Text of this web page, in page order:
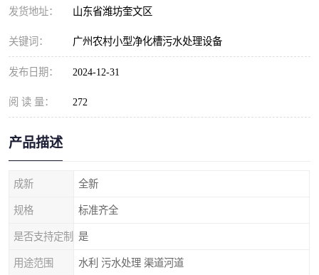
发货地址： 山东省潍坊奎文区
关键词： 广州农村小型净化槽污水处理设备
发布日期： 2024-12-31
阅 读 量： 272
产品描述
成新 全新
规格 标准齐全
是否支持定制 是
用途范围 水利 污水处理 渠道河道